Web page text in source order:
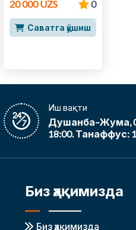
20 000 UZS
0
Саватга қўшиш
Иш вақти
Душанба–Жума,
18:00. Танаффус:
Биз ҳақимизда
Биз ҳақимизда